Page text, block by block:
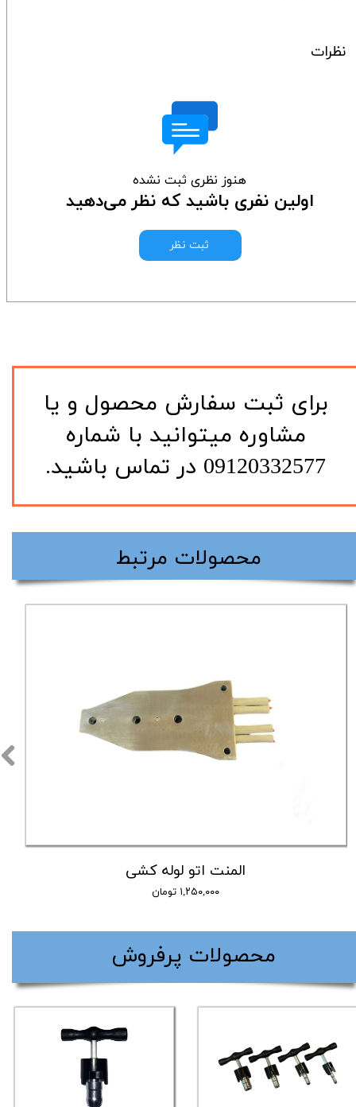
نظرات
هنوز نظری ثبت نشده
اولین نفری باشید که نظر می‌دهید
ثبت نظر
​برای ثبت سفارش محصول و یا
مشاوره میتوانید با شماره
09120332577 در تماس باشید.
​محصولات مرتبط
المنت اتو لوله کشی
۱,۲۵۰,۰۰۰ تومان
​محصولات پرفروش